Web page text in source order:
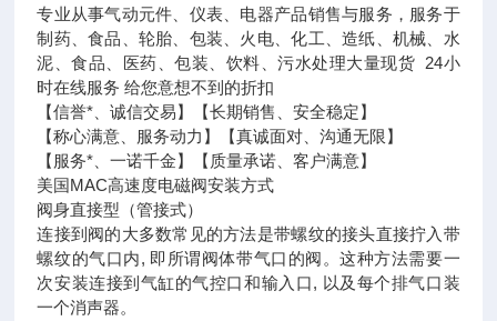
专业从事气动元件、仪表、电器产品销售与服务，服务于
制药、食品、轮胎、包装、火电、化工、造纸、机械、水
泥、食品、医药、包装、饮料、污水处理大量现货 24小
时在线服务 给您意想不到的折扣
【信誉*、诚信交易】【长期销售、安全稳定】
【称心满意、服务动力】【真诚面对、沟通无限】
【服务*、一诺千金】【质量承诺、客户满意】
美国MAC高速度电磁阀安装方式
阀身直接型（管接式）
连接到阀的大多数常见的方法是带螺纹的接头直接拧入带
螺纹的气口内, 即所谓阀体带气口的阀。这种方法需要一
次安装连接到气缸的气控口和输入口, 以及每个排气口装
一个消声器。